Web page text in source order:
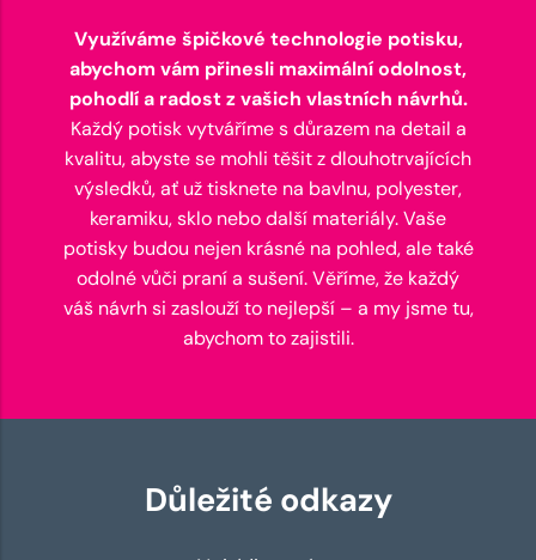
Využíváme špičkové technologie potisku,
abychom vám přinesli maximální odolnost,
pohodlí a radost z vašich vlastních návrhů.
Každý potisk vytváříme s důrazem na detail a
kvalitu, abyste se mohli těšit z dlouhotrvajících
výsledků, ať už tisknete na bavlnu, polyester,
keramiku, sklo nebo další materiály. Vaše
potisky budou nejen krásné na pohled, ale také
odolné vůči praní a sušení. Věříme, že každý
váš návrh si zaslouží to nejlepší – a my jsme tu,
abychom to zajistili.
Důležité odkazy